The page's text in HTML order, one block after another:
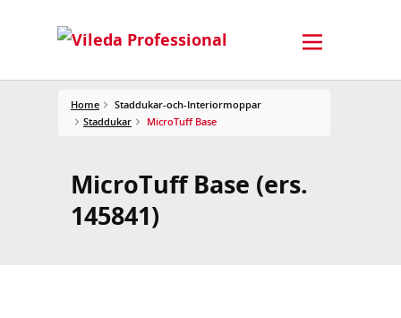
Home
Staddukar-och-Interiormoppar
Staddukar
MicroTuff Base
MicroTuff Base (ers.
145841)